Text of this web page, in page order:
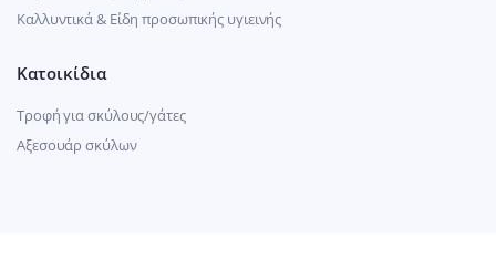
Καλλυντικά & Είδη προσωπικής υγιεινής
Κατοικίδια
Τροφή για σκύλους/γάτες
Αξεσουάρ σκύλων